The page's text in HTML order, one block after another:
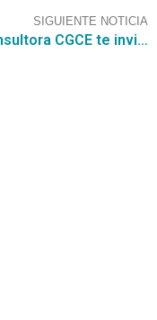
SIGUIENTE NOTICIA
La Consultora CGCE te invita a aprovechar esta oportunidad y maximizar tu éxito. Asesórate para participar en la licitación para la adquisición de productos farmacéuticos, cosméticos, vacunas, insumos, dispositivos y alimentos de uso médico, con un valor estimado de $9.049.794.062